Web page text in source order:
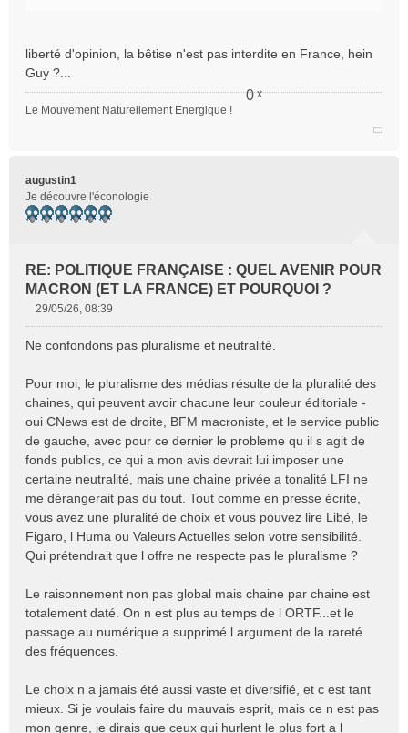
liberté d'opinion, la bêtise n'est pas interdite en France, hein
Guy ?...
0x
Le Mouvement Naturellement Energique !
augustin1
Je découvre l'éconologie
RE: POLITIQUE FRANÇAISE : QUEL AVENIR POUR
MACRON (ET LA FRANCE) ET POURQUOI ?
s
a
g
e
n
l
u
29/05/26, 08:39
Ne confondons pas pluralisme et neutralité.
Pour moi, le pluralisme des médias résulte de la pluralité des
chaines, qui peuvent avoir chacune leur couleur éditoriale -
oui CNews est de droite, BFM macroniste, et le service public
de gauche, avec pour ce dernier le probleme qu il s agit de
fonds publics, ce qui a mon avis devrait lui imposer une
certaine neutralité, mais une chaine privée a tonalité LFI ne
me dérangerait pas du tout. Tout comme en presse écrite,
vous avez une pluralité de choix et vous pouvez lire Libé, le
Figaro, l Huma ou Valeurs Actuelles selon votre sensibilité.
Qui prétendrait que l offre ne respecte pas le pluralisme ?
Le raisonnement non pas global mais chaine par chaine est
totalement daté. On n est plus au temps de l ORTF...et le
passage au numérique a supprimé l argument de la rareté
des fréquences.
Le choix n a jamais été aussi vaste et diversifié, et c est tant
mieux. Si je voulais faire du mauvais esprit, mais ce n est pas
mon genre, je dirais que ceux qui hurlent le plus fort a l